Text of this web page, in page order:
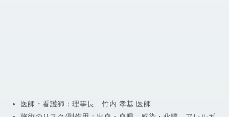
医師・看護師：理事長 竹内 孝基 医師